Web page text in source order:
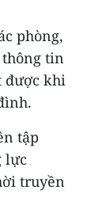
phòng,
tin
được khi
tập
lực
truyền